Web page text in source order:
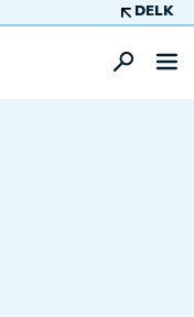
DELK